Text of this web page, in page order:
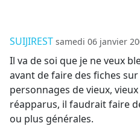
SUIJIREST samedi 06 janvier
Il va de soi que je ne veux
avant de faire des fiches
personnages de vieux,
réapparus, il faudrait faire
ou plus générales.